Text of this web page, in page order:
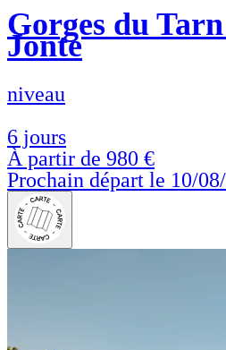
Gorges du
Jonte
niveau
6 jours
À partir de 980 €
Prochain départ le 10/